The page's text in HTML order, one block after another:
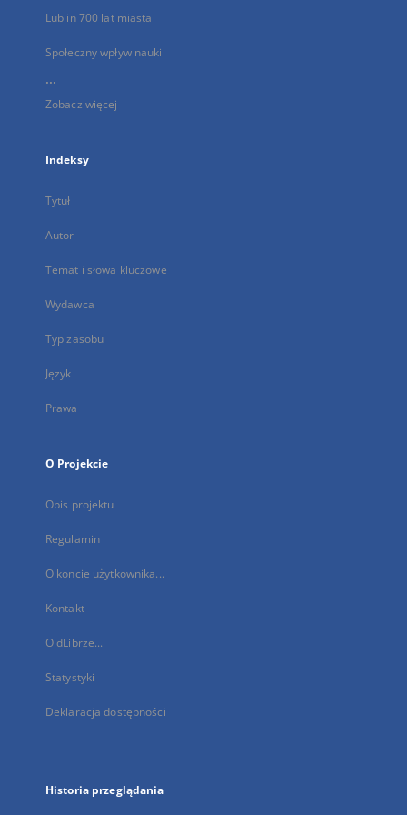
Lublin 700 lat miasta
Społeczny wpływ nauki
...
Zobacz więcej
Indeksy
Tytuł
Autor
Temat i słowa kluczowe
Wydawca
Typ zasobu
Język
Prawa
O Projekcie
Opis projektu
Regulamin
O koncie użytkownika...
Kontakt
O dLibrze...
Statystyki
Deklaracja dostępności
Historia przeglądania